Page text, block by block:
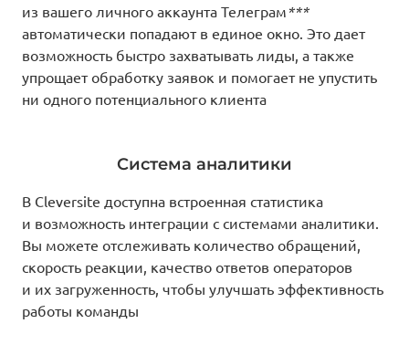
из вашего личного аккаунта Телеграм***
автоматически попадают в единое окно. Это дает
возможность быстро захватывать лиды, а также
упрощает обработку заявок и помогает не упустить
ни одного потенциального клиента
Система аналитики
В Cleversite доступна встроенная статистика
и возможность интеграции с системами аналитики.
Вы можете отслеживать количество обращений,
скорость реакции, качество ответов операторов
и их загруженность, чтобы улучшать эффективность
работы команды